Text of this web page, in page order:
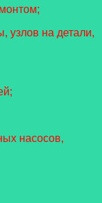
узлов на детали,
насосов,